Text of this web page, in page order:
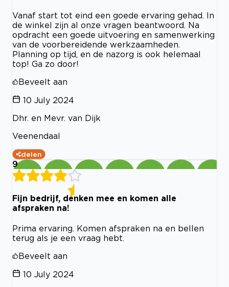
Vanaf start tot eind een goede ervaring gehad. In
de winkel zijn al onze vragen beantwoord. Na
opdracht een goede uitvoering en samenwerking
van de voorbereidende werkzaamheden.
Planning op tijd, en de nazorg is ook helemaal
top! Ga zo door!
Beveelt aan
10 July 2024
Dhr. en Mevr. van Dijk
Veenendaal
delen
9
Fijn bedrijf, denken mee en komen alle
afspraken na!
Prima ervaring. Komen afspraken na en bellen
terug als je een vraag hebt.
Beveelt aan
10 July 2024